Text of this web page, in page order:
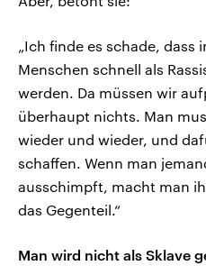
„Ich finde es schade, dass
Menschen schnell als
werden. Da müssen wir
überhaupt nichts. Man
wieder und wieder, und
schaffen. Wenn man
ausschimpft, macht man
das Gegenteil.“
Man wird nicht als Sklave